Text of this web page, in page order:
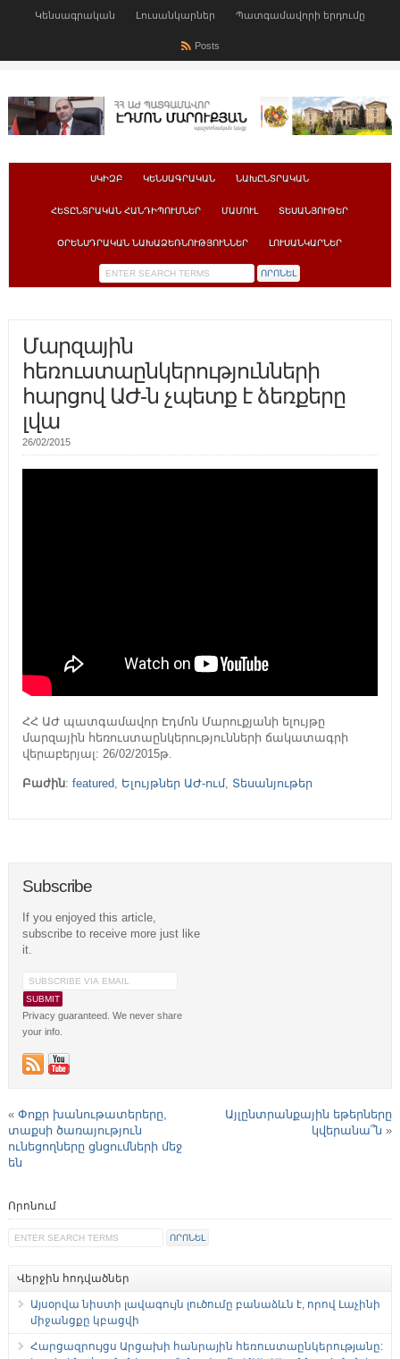
Կենսագրական Լուսանկարներ Պատգամավորի երդումը
Posts
ՍԿԻԶԲ ԿԵՆՍԱԳՐԱԿԱՆ ՆԱԽԸՆՏՐԱԿԱՆ
ՀԵՏԸՆՏՐԱԿԱՆ ՀԱՆԴԻՊՈՒՄՆԵՐ ՄԱՄՈՒԼ ՏԵՍԱՆՅՈՒԹԵՐ
ՕՐԵՆՍԴՐԱԿԱՆ ՆԱԽԱՁԵՌՆՈՒԹՅՈՒՆՆԵՐ ԼՈՒՍԱՆԿԱՐՆԵՐ
Մարզային
հեռուստաընկերությունների
հարցով ԱԺ-ն չպետք է ձեռքերը
լվա
26/02/2015
ՀՀ ԱԺ պատգամավոր Էդմոն Մարուքյանի ելույթը
մարզային հեռուստաընկերությունների ճակատագրի
վերաբերյալ: 26/02/2015թ.
Բաժին: featured, Ելույթներ ԱԺ-ում, Տեսանյութեր
Subscribe
If you enjoyed this article,
subscribe to receive more just like
it.
Privacy guaranteed. We never share
your info.
« Փոքր խանութատերերը,
տաքսի ծառայություն
ունեցողները ցնցումների մեջ
են
Այլընտրանքային եթերները
կվերանա՞ն »
Որոնում
Վերջին հոդվածներ
Այսօրվա նիստի լավագույն լուծումը բանաձևն է, որով Լաչինի
միջանցքը կբացվի
Հարցազրույցս Արցախի հանրային հեռուստաընկերությանը: